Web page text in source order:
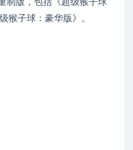
制版，包括《超级猴子球
猴子球：豪华版》。